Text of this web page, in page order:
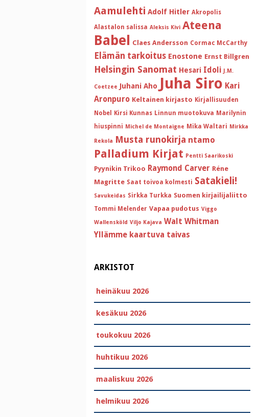
Aamulehti Adolf Hitler Akropolis
Alastalon salissa Aleksis Kivi Ateena
Babel Claes Andersson Cormac McCarthy
Elämän tarkoitus Enostone Ernst Billgren
Helsingin Sanomat Hesari Idoli J.M.
Coetzee Juhani Aho Juha Siro Kari
Aronpuro Keltainen kirjasto Kirjallisuuden
Nobel
Kirsi Kunnas Linnun muotokuva Marilynin
hiuspinni Michel de Montaigne Mika Waltari Mirkka
Rekola Musta runokirja ntamo
Palladium Kirjat Pentti Saarikoski
Pyynikin Trikoo Raymond Carver Réne
Magritte Saat toivoa kolmesti Satakieli!
Savukeidas Sirkka Turkka Suomen kirjailijaliitto
Tommi Melender Vapaa pudotus Viggo
Wallensköld Viljo Kajava Walt Whitman
Yllämme kaartuva taivas
ARKISTOT
heinäkuu 2026
kesäkuu 2026
toukokuu 2026
huhtikuu 2026
maaliskuu 2026
helmikuu 2026